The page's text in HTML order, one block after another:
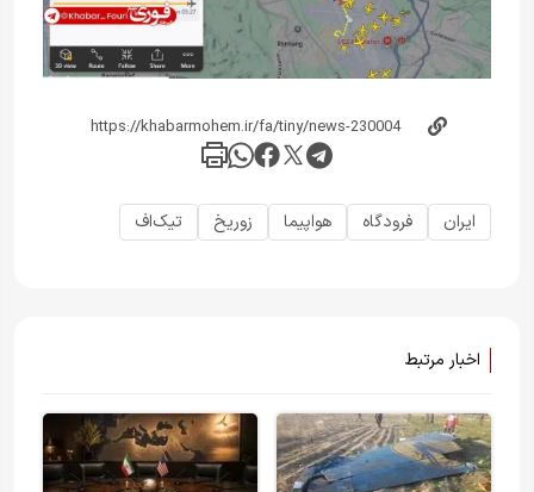
ایران فرودگاه هواپیما زوریخ تیک‌اف
اخبار مرتبط